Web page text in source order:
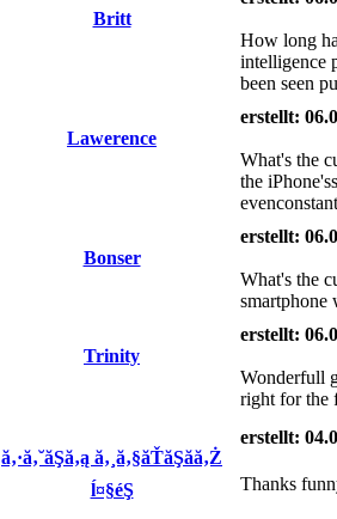
Britt
How long
intelligence
been seen
Lawerence
erstellt:
What's the
the
Bonser
erstellt:
What's the
smartphone
Trinity
erstellt:
Wonderfull
right for the
ă‚·ă‚˘ăŞă‚ą ă‚¸ă‚§ăŤăŞăă‚Ż
ĺ¤§éŞ
erstellt:
Thanks